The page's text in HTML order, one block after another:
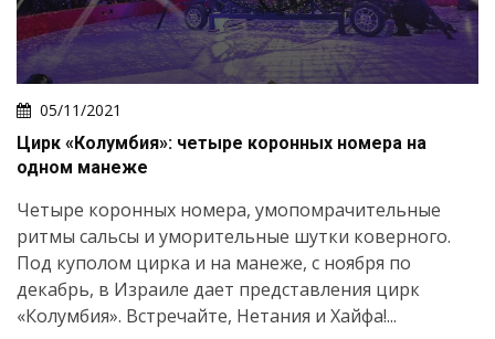
05/11/2021
Цирк «Колумбия»: четыре коронных номера на
одном манеже
Четыре коронных номера, умопомрачительные
ритмы сальсы и уморительные шутки коверного.
Под куполом цирка и на манеже, с ноября по
декабрь, в Израиле дает представления цирк
«Колумбия». Встречайте, Нетания и Хайфа!...